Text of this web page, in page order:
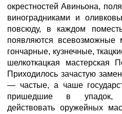
окрестностей Авиньона,
виноградниками и
повсюду, в каждом
появляются всевозможные
гончарные, кузнечные,
шелкоткацкая мастерская
Приходилось зачастую
— частые, а чаше
пришедшие в упадок,
действовать оружейных